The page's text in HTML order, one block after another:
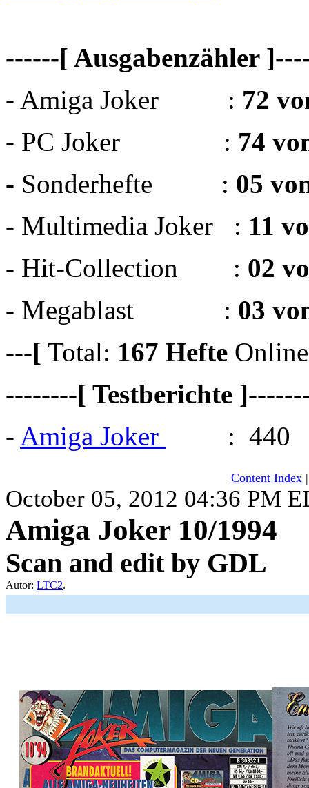
------[ Ausgabenzähler
- Amiga Joker : 72
- PC Joker : 74
- Sonderhefte : 05
- Multimedia Joker : 11
- Hit-Collection : 02
- Megablast : 03
---[ Total: 167 Hefte Online
--------[ Testberichte
- Amiga Joker : 440
Content Index
October 05, 2012 04:36 PM
Amiga Joker 10/1994
Scan and edit by GDL
Autor: LTC2.